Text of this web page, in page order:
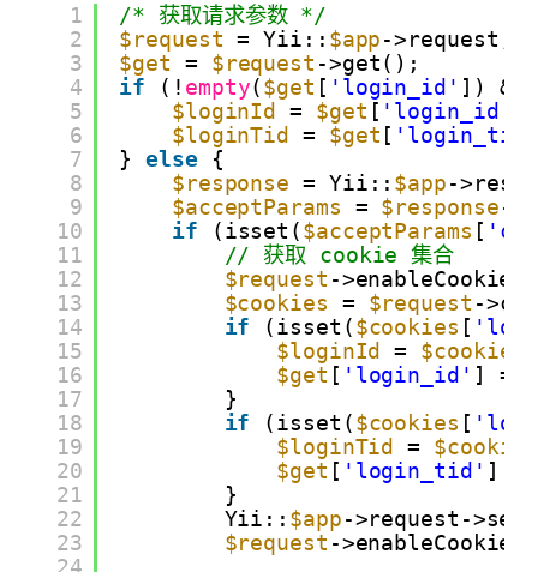
1
2
3
4
5
6
7
8
9
10
11
12
13
14
15
16
17
18
19
20
21
22
23
24
/* 获取请求参数 */
$request = Yii:: $app->request;
$get
= $request ->get();
if
(! empty($get [ 'login_id' ])
$loginId = $get [ 'login_id'
$loginTid = $get [ 'login_tid'
} else
{
$response = Yii:: $app-
$acceptParams
= $response-
if
(isset($acceptParams [
// 获取 cookie 集合
$request -
$cookies
= $request -
if
(isset($cookies [
$loginId = $cookies
$get [ 'login_id' ] =
}
if
(isset($cookies [
$loginTid = $cookies
$get [ 'login_tid' ] =
}
Yii:: $app->request-
$request -